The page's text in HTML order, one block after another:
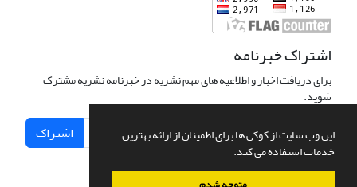
این وب سایت از کوکی ها برای اطمینان از ارائه بهترین
خدمات استفاده می کند.
اشتراک خبرنامه
برای دریافت اخبار و اطلاعیه های مهم نشریه در خبرنامه نشریه مشترک
شوید.
اشتراک